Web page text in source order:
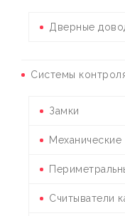
Дверные
Системы
Замки
Считыватели